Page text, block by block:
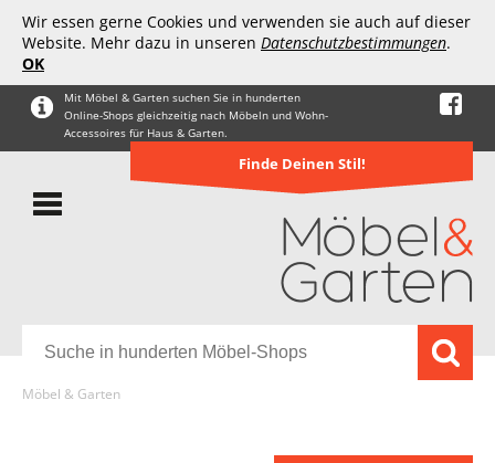
Wir essen gerne Cookies und verwenden sie auch auf dieser
Website. Mehr dazu in unseren Datenschutzbestimmungen.
OK
Mit Möbel & Garten suchen Sie in hunderten
Online-Shops gleichzeitig nach Möbeln und Wohn-
Accessoires für Haus & Garten.
Finde Deinen Stil!
Möbel & Garten